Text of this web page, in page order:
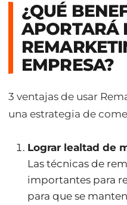
¿QUÉ
APORTARÁ
EMPRESA?
3 ventajas de usar
una estrategia de
Lograr lealtad de
Las técnicas de
importantes para
para que se